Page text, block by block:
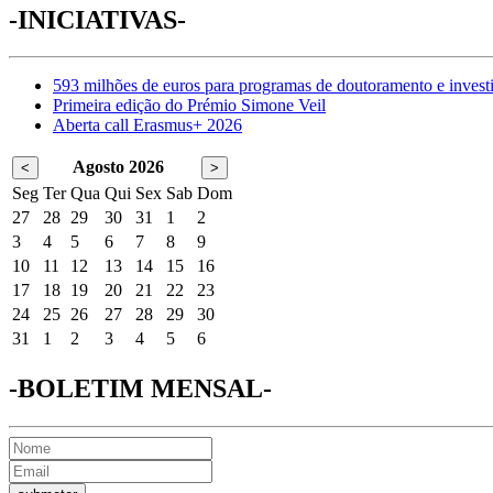
-INICIATIVAS-
593 milhões de euros para programas de doutoramento e
Primeira edição do Prémio Simone Veil
Aberta call Erasmus+ 2026
< Agosto 2026 >
Seg Ter Qua Qui Sex Sab Dom
27
28 29 30 31 1
2
3
4 5 6 7 8
9
10
11 12 13 14 15
16
17
18 19 20 21 22
23
24
25 26 27 28 29
30
31
1 2 3 4 5 6
-BOLETIM MENSAL-